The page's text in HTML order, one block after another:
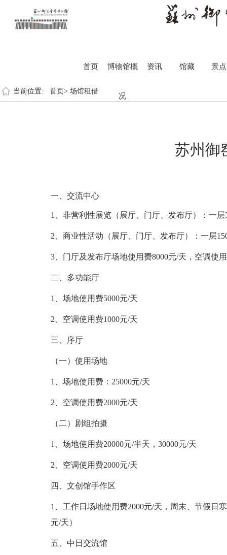
首页 博物馆概
况
资讯 馆藏 景点
当前位置: 首页> 场馆租借
苏州御
一、交流中心
1、非营利性展览（展厅、门厅、发布厅）：一
2、商业性活动（展厅、门厅、发布厅）：一层
3、门厅及发布厅场地使用费8000元/天，空调使
二、多功能厅
1、场地使用费5000元/天
2、空调使用费1000元/天
三、序厅
（一）使用场地
1、场地使用费：25000元/天
2、空调使用费2000元/天
（二）剧组拍摄
1、场地使用费20000元/半天，30000元/天
2、空调使用费2000元/天
四、文创馆手作区
1、工作日场地使用费2000元/天，周末、节假日
元/天）
五、中日交流馆